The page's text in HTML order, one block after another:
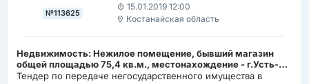
№113625
15.01.2019 12:00
Костанайская область
Недвижимость: Нежилое помещение, бывший магазин
общей площадью 75,4 кв.м., местонахождение - г.Усть-
Каменогорск
Тендер по передаче негосударственного имущества в